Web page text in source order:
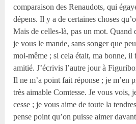
comparaison des Renaudots, qui
dépens. Il y a de certaines choses
Mais de celles-là, pas un mot. Quand
je vous le mande, sans songer que
moi-même ; si cela était, ma bonne, il
amitié. J’écrivis l’autre jour à
Il ne m’a point fait réponse ; je m’en
très aimable Comtesse. Je vous vois,
cesse ; je vous aime de toute la
pense point qu’on puisse aimer